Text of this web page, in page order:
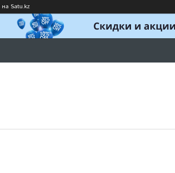
на Satu.kz